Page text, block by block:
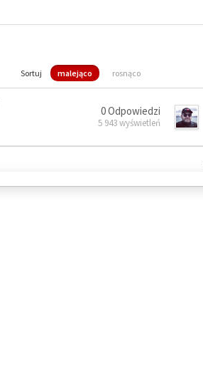
Sortuj malejąco rosnąco
0 Odpowiedzi
5 943 wyświetleń